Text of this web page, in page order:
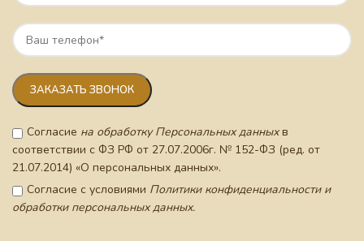
Согласие на обработку Персональных данныхв
соответствии с ФЗ РФ от 27.07.2006г. № 152-ФЗ (ред. от
21.07.2014) «О персональных данных».
Согласие с условиями Политики конфиденциальности и
обработки персональных данных.